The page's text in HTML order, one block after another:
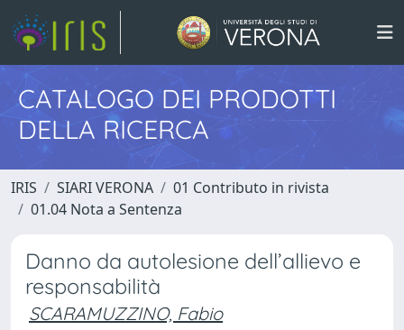
CATALOGO DEI PRODOTTI
DELLA RICERCA
IRIS SIARI VERONA
01 Contributo in rivista
01.04 Nota a Sentenza
Danno da autolesione dell’allievo e
responsabilità
SCARAMUZZINO, Fabio